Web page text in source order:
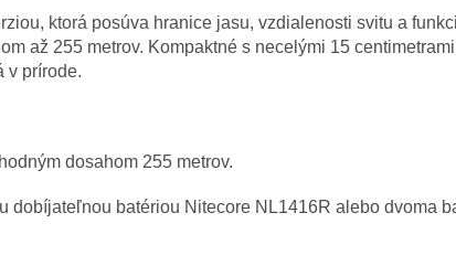
ktorá posúva hranice jasu, vzdialenosti svitu a
až 255 metrov. Kompaktné s necelými 15
v prírode.
dosahom 255 metrov.
dobíjateľnou batériou Nitecore NL1416R alebo dvoma